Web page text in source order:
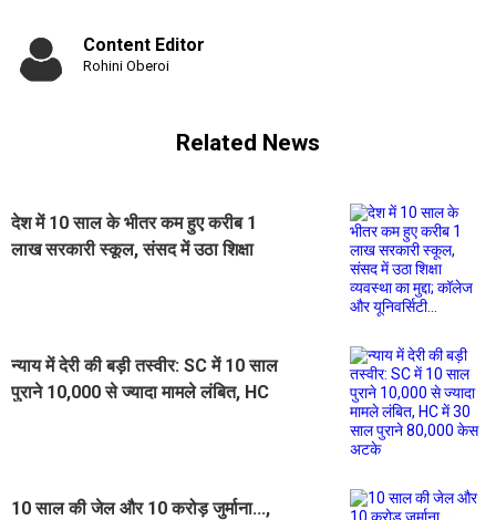
Content Editor
Rohini Oberoi
Related News
देश में 10 साल के भीतर कम हुए करीब 1
लाख सरकारी स्कूल, संसद में उठा शिक्षा
न्याय में देरी की बड़ी तस्वीर: SC में 10 साल
पुराने 10,000 से ज्यादा मामले लंबित, HC
10 साल की जेल और 10 करोड़ जुर्माना...,